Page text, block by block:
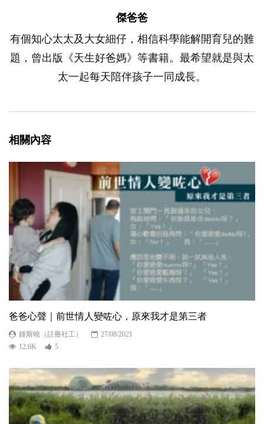
傑爸爸
有個知心太太及大女細仔，相信科學能解開育兒的難
題，曾出版《天生好爸媽》等書籍。最希望就是與太
太一起每天陪伴孩子一同成長。
相關內容
爸爸心聲｜前世情人變咗心，原來我才是第三者
鍾斯曉（註冊社工）
27/08/2021
12.6K
5